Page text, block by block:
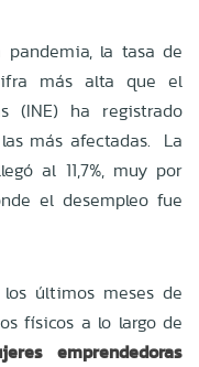
la tasa de
más alta que el
(INE) ha registrado
más afectadas. La
al 11,7%, muy por
el desempleo fue
últimos meses de
físicos a lo largo de
emprendedoras